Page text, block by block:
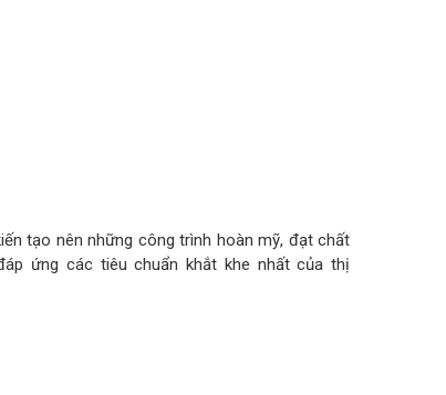
tạo nên những công trình hoàn mỹ, đạt chất
ứng các tiêu chuẩn khắt khe nhất của thị